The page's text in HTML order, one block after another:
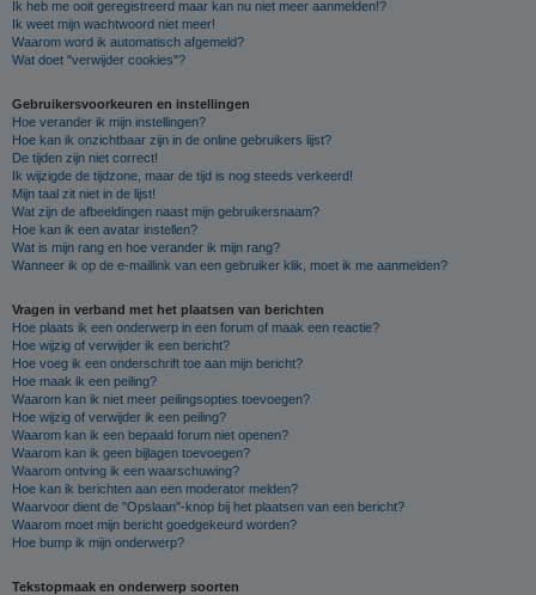
Ik heb me ooit geregistreerd maar kan nu niet meer aanmelden!?
Ik weet mijn wachtwoord niet meer!
Waarom word ik automatisch afgemeld?
Wat doet "verwijder cookies"?
Gebruikersvoorkeuren en instellingen
Hoe verander ik mijn instellingen?
Hoe kan ik onzichtbaar zijn in de online gebruikers lijst?
De tijden zijn niet correct!
Ik wijzigde de tijdzone, maar de tijd is nog steeds verkeerd!
Mijn taal zit niet in de lijst!
Wat zijn de afbeeldingen naast mijn gebruikersnaam?
Hoe kan ik een avatar instellen?
Wat is mijn rang en hoe verander ik mijn rang?
Wanneer ik op de e-maillink van een gebruiker klik, moet ik me aanmelden?
Vragen in verband met het plaatsen van berichten
Hoe plaats ik een onderwerp in een forum of maak een reactie?
Hoe wijzig of verwijder ik een bericht?
Hoe voeg ik een onderschrift toe aan mijn bericht?
Hoe maak ik een peiling?
Waarom kan ik niet meer peilingsopties toevoegen?
Hoe wijzig of verwijder ik een peiling?
Waarom kan ik een bepaald forum niet openen?
Waarom kan ik geen bijlagen toevoegen?
Waarom ontving ik een waarschuwing?
Hoe kan ik berichten aan een moderator melden?
Waarvoor dient de "Opslaan"-knop bij het plaatsen van een bericht?
Waarom moet mijn bericht goedgekeurd worden?
Hoe bump ik mijn onderwerp?
Tekstopmaak en onderwerp soorten